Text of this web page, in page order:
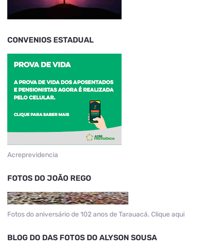
CONVENIOS ESTADUAL
Acreprevidencia
FOTOS DO JOÃO REGO
Fotos do aniversário de 102 anos de Tarauacá. Clique aqui
BLOG DO DAS FOTOS DO ALYSON SOUSA